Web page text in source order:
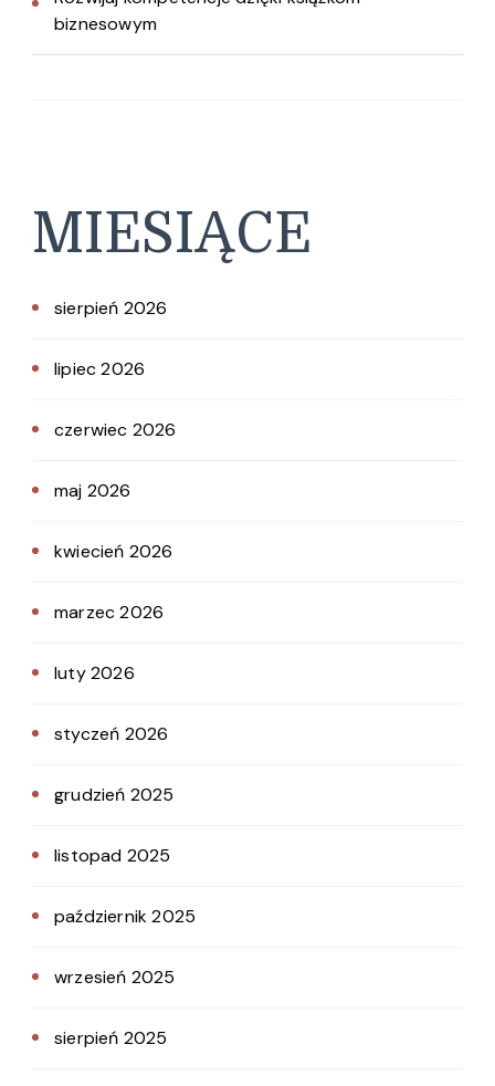
biznesowym
MIESIĄCE
sierpień 2026
lipiec 2026
czerwiec 2026
maj 2026
kwiecień 2026
marzec 2026
luty 2026
styczeń 2026
grudzień 2025
listopad 2025
październik 2025
wrzesień 2025
sierpień 2025